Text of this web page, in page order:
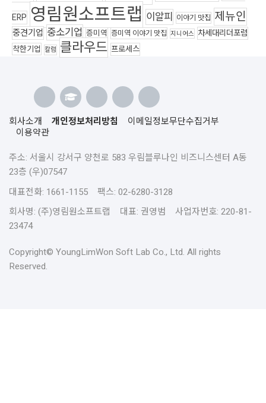
ERP 영림원소프트랩 이알피 이야기 맛집 제뉴인
중견기업 중소기업 증미역 증미역 이야기 맛집 지니어스 차세대리더포럼
착한기업 칼럼 클라우드 프로세스
회사소개 개인정보처리방침
이메일정보무단수집거부
이용약관
주소: 서울시 강서구 양천로 583 우림블루나인 비즈니스센터 A동
23층 (우)07547
대표전화: 1661-1155 팩스: 02-6280-3128
회사명: (주)영림원소프트랩 대표: 권영범 사업자번호: 220-81-
23474
Copyright© YoungLimWon Soft Lab Co., Ltd. All rights
Reserved.